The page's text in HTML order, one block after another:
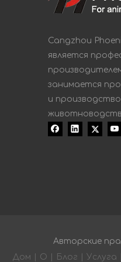
Cangzhou
является
занимается
и
Авторские
Дом
О Блог Услуга